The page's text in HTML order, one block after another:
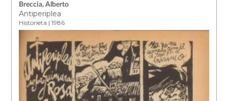
Breccia, Alberto
Antiperiplea
Historieta | 1986